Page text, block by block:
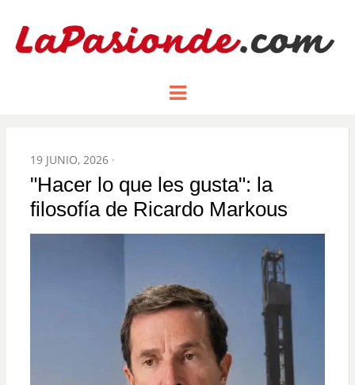
LA PASIÓN
pasión de figuras y personajes
Menu
POSTED
ON
19 JUNIO, 2026
"Hacer lo que les gusta": la
filosofía de Ricardo Markous